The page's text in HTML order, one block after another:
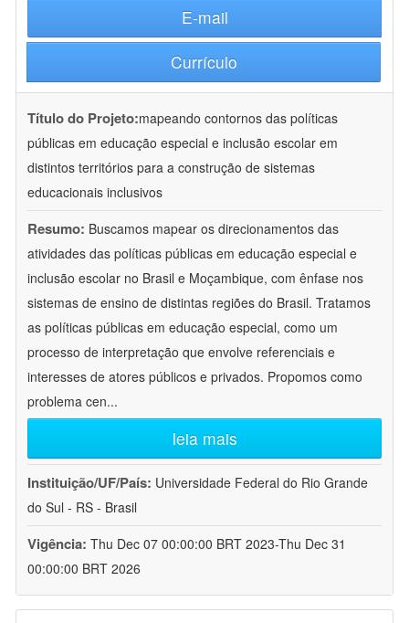
E-mail
Currículo
Título do Projeto:mapeando contornos das políticas
públicas em educação especial e inclusão escolar em
distintos territórios para a construção de sistemas
educacionais inclusivos
Resumo: Buscamos mapear os direcionamentos das
atividades das políticas públicas em educação especial e
inclusão escolar no Brasil e Moçambique, com ênfase nos
sistemas de ensino de distintas regiões do Brasil. Tratamos
as políticas públicas em educação especial, como um
processo de interpretação que envolve referenciais e
interesses de atores públicos e privados. Propomos como
problema cen...
leia mais
Instituição/UF/País: Universidade Federal do Rio Grande
do Sul - RS - Brasil
Vigência: Thu Dec 07 00:00:00 BRT 2023-Thu Dec 31
00:00:00 BRT 2026